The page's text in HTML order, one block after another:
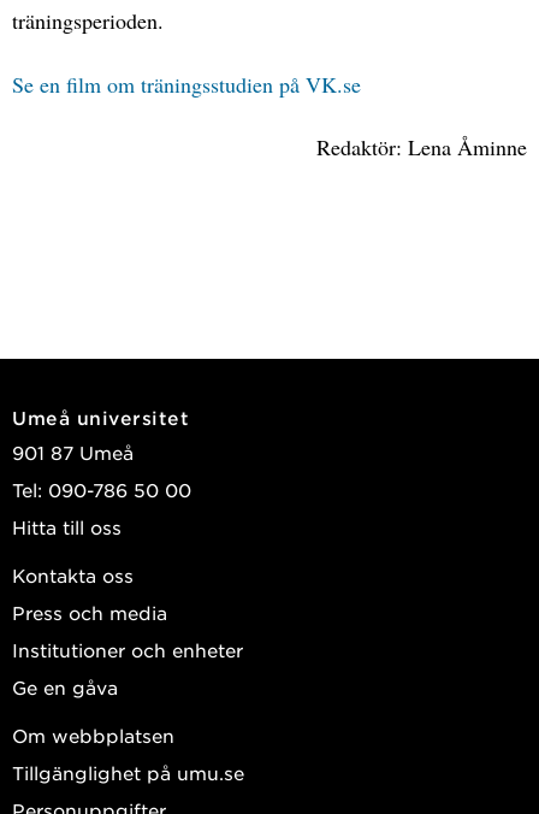
träningsperioden.
Se en film om träningsstudien på VK.se
Redaktör: Lena Åminne
Umeå universitet
901 87 Umeå
Tel: 090-786 50 00
Hitta till oss
Kontakta oss
Press och media
Institutioner och enheter
Ge en gåva
Om webbplatsen
Tillgänglighet på umu.se